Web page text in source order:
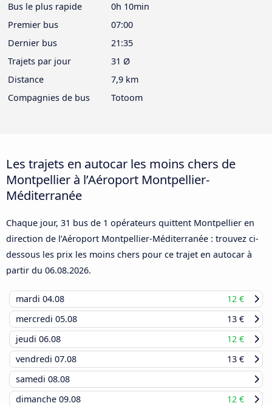
Bus le plus rapide
0h 10min
Premier bus
07:00
Dernier bus
21:35
Trajets par jour
31 Ø
Distance
7,9 km
Compagnies de bus
Totoom
Les trajets en autocar les moins chers de
Montpellier à l’Aéroport Montpellier-
Méditerranée
Chaque jour, 31 bus de 1 opérateurs quittent Montpellier en
direction de l’Aéroport Montpellier-Méditerranée : trouvez ci-
dessous les prix les moins chers pour ce trajet en autocar à
partir du 06.08.2026.
mardi 04.08
12 €
mercredi 05.08
13 €
jeudi 06.08
12 €
vendredi 07.08
13 €
samedi 08.08
dimanche 09.08
12 €